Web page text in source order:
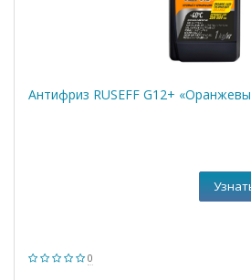
Антифриз RUSEFF G12+
0